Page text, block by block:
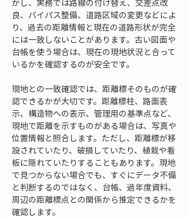
かし、実務では路線の付け替え、交差点改
良、バイパス整備、道路区域の変更などによ
り、過去の距離情報と現在の道路形状が完全
には一致しないことがあります。古い図面や
台帳を使う場合は、現在の現地状況と合って
いるかを確認するのが安全です。
現地との一致確認では、距離標そのものが確
認できるかが大切です。距離標柱、路面表
示、構造物への表示、管理用の基準点など、
現地で距離を示すものがある場合は、写真や
位置情報と照合します。ただし、距離標が移
設されていたり、破損していたり、植栽や看
板に隠れていたりすることもあります。現地
で見つからない場合でも、すぐにデータ不備
と判断するのではなく、台帳、過年度資料、
周辺の距離標点との関係から推定できるかを
確認します。